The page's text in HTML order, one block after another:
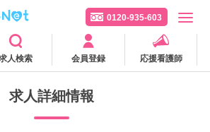
0120-935-603
人検索 会員登録 応援看護師
求人詳細情報